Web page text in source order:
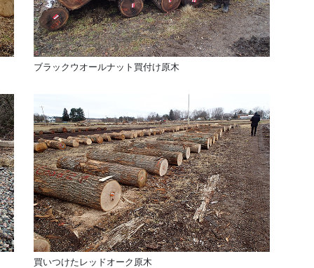
ブラックウオールナット買付け原木
買いつけたレッドオーク原木